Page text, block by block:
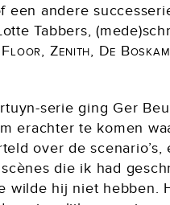
een andere
Tabbers,
Zenith, De
serie ging Ger
erachter te komen
over de scenario’s,
die ik had
wilde hij niet hebben.